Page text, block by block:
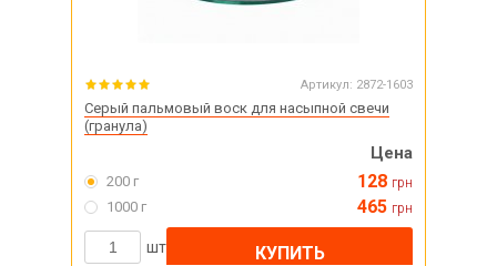
Артикул: 2872-1603
Серый пальмовый воск для насыпной свечи
(гранула)
Цена
200 г 128 грн
1000 г 465 грн
шт КУПИТЬ